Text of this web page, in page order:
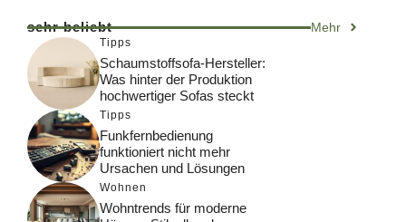
sehr beliebt Mehr
Tipps
Schaumstoffsofa-Hersteller:
Was hinter der Produktion
hochwertiger Sofas steckt
Tipps
Funkfernbedienung
funktioniert nicht mehr
Ursachen und Lösungen
Wohnen
Wohntrends für moderne